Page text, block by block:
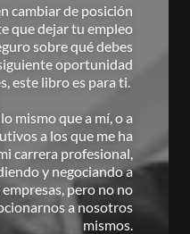
cambiar de posición
que dejar tu empleo
sobre qué debes
oportunidad
este libro es para ti.
mismo que a mí, o a
a los que me ha
carrera profesional,
y negociando a
pero no no
a nosotros
mismos.